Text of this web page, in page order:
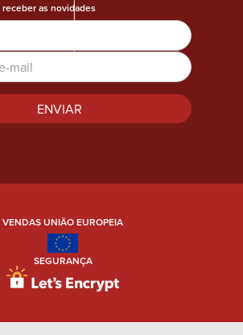
as novidades
VENDAS UNIÃO EUROPEIA
SEGURANÇA